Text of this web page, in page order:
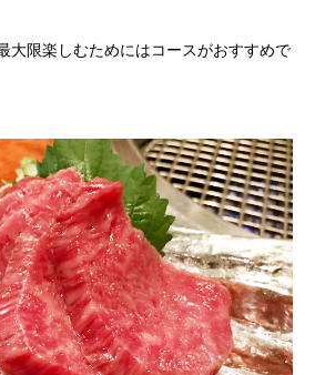
大限楽しむためにはコースがおすすめで